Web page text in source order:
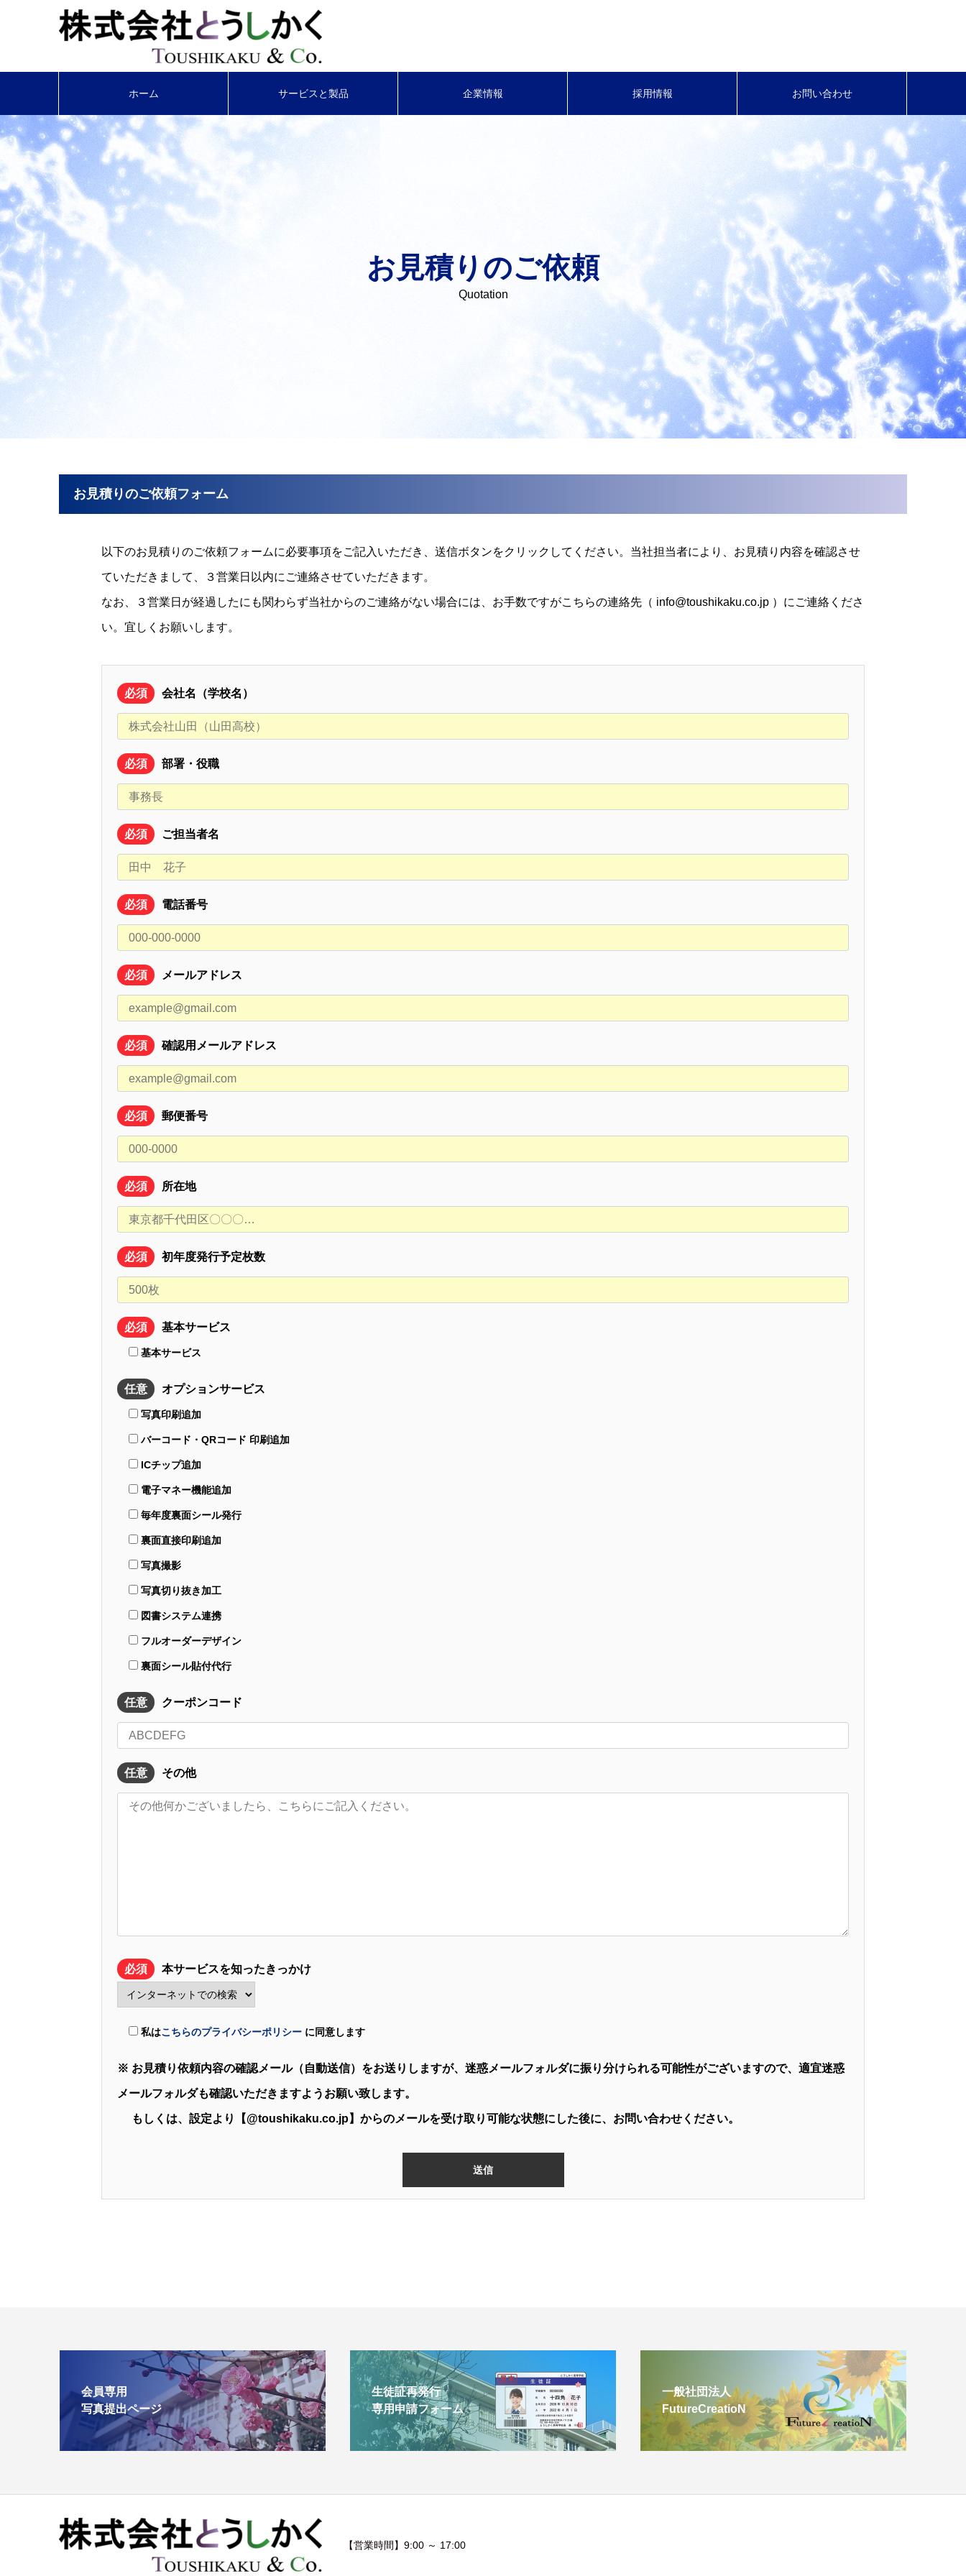
ホーム サービスと製品 企業情報 採用情報 お問い合わせ
お見積りのご依頼
Quotation
お見積りのご依頼フォーム
以下のお見積りのご依頼フォームに必要事項をご記入いただき、送信ボタンをクリックしてください。当社担当者により、お見積り内容を確認させ
ていただきまして、３営業日以内にご連絡させていただきます。
なお、３営業日が経過したにも関わらず当社からのご連絡がない場合には、お手数ですがこちらの連絡先（ info@toushikaku.co.jp ）にご連絡くださ
い。宜しくお願いします。
必須 会社名（学校名）
必須 部署・役職
必須 ご担当者名
必須 電話番号
必須 メールアドレス
必須 確認用メールアドレス
必須 郵便番号
必須 所在地
必須 初年度発行予定枚数
必須 基本サービス
基本サービス
任意 オプションサービス
写真印刷追加
バーコード・QRコード 印刷追加
ICチップ追加
電子マネー機能追加
毎年度裏面シール発行
裏面直接印刷追加
写真撮影
写真切り抜き加工
図書システム連携
フルオーダーデザイン
裏面シール貼付代行
任意 クーポンコード
任意 その他
必須 本サービスを知ったきっかけ
私はこちらのプライバシーポリシー に同意します
※ お見積り依頼内容の確認メール（自動送信）をお送りしますが、迷惑メールフォルダに振り分けられる可能性がございますので、適宜迷惑
メールフォルダも確認いただきますようお願い致します。
もしくは、設定より【@toushikaku.co.jp】からのメールを受け取り可能な状態にした後に、お問い合わせください。
会員専用
写真提出ページ
生徒証再発行
専用申請フォーム
一般社団法人
FutureCreatioN
【営業時間】9:00 ～ 17:00